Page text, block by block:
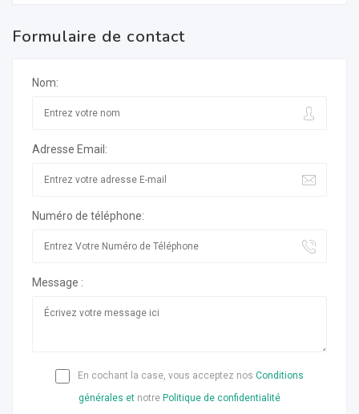
Formulaire de contact
Nom:
Adresse Email:
Numéro de téléphone:
Message :
En cochant la case, vous acceptez nos Conditions
générales et notre Politique de confidentialité